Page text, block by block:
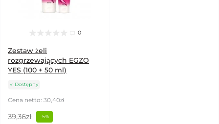
0
Zestaw żeli
rozgrzewających EGZO
YES (100 + 50 ml)
Dostępny
Cena netto: 30,40zł
39,36zł -5%